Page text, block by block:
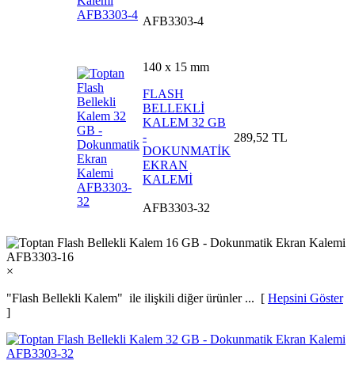
AFB3303-4
140 x 15 mm
FLASH
BELLEKLİ
KALEM 32 GB
-
DOKUNMATİK
EKRAN
KALEMİ
AFB3303-32
289,52 TL
×
"Flash Bellekli Kalem" ile ilişkili diğer ürünler ... [ Hepsini Göster
]